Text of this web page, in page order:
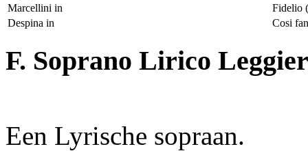
Marcellini in
Fidelio
Despina in
Cosi
F. Soprano Lirico
Een Lyrische sopraan.